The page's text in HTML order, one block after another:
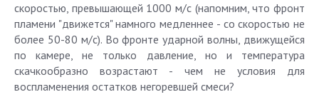
скоростью, превышающей 1000 м/с (напомним, что фронт
пламени "движется" намного медленнее - со скоростью не
более 50-80 м/с). Во фронте ударной волны, движущейся
по камере, не только давление, но и температура
скачкообразно возрастают - чем не условия для
воспламенения остатков негоревшей смеси?